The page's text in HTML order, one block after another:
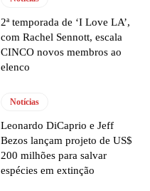
2ª temporada de ‘I Love LA’,
com Rachel Sennott, escala
CINCO novos membros ao
elenco
Notícias
Leonardo DiCaprio e Jeff
Bezos lançam projeto de US$
200 milhões para salvar
espécies em extinção